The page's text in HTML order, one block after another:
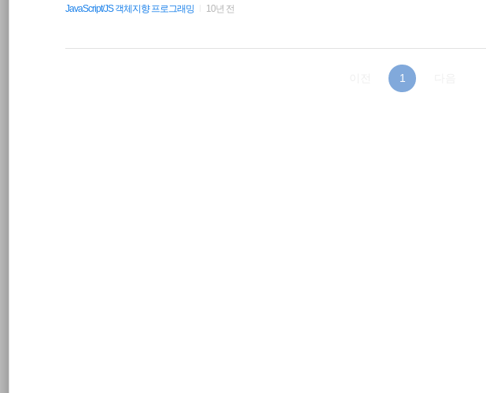
와 비슷한 객체를 쉽게 생성할 수 있습니다. 상속 활용 예제 코드 javascript function
ght = ..
JavaScript/JS 객체지향 프로그래밍 10년 전
1